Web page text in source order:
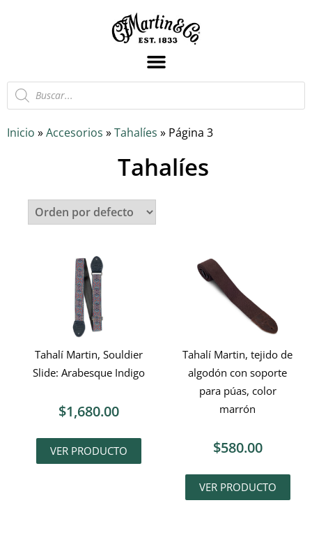
Inicio »Accesorios »Tahalíes » Página 3
Tahalíes
Tahalí Martin, Souldier
Slide: Arabesque Indigo
$1,680.00
VER PRODUCTO
Tahalí Martin, tejido de
algodón con soporte
para púas, color
marrón
$580.00
VER PRODUCTO